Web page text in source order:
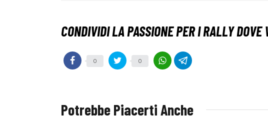
0 0
Potrebbe Piacerti Anche